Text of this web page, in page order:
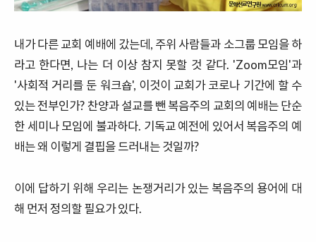
내가다른교회 예배에 갔는데, 주위 사람들과 소그룹 모임을하
라고 한다면, 나는 더 이상 참지 못할 것 같다. 'Zoom모임'과
'사회적 거리를 둔 워크숍', 이것이 교회가 코로나 기간에 할 수
있는전부인가?찬양과 설교를 뺀 복음주의 교회의 예배는 단순
한 세미나 모임에 불과하다. 기독교 예전에 있어서 복음주의 예
배는왜 이렇게 결핍을드러내는 것일까?
이에 답하기 위해 우리는 논쟁거리가 있는 복음주의 용어에 대
해 먼저 정의할필요가있다.